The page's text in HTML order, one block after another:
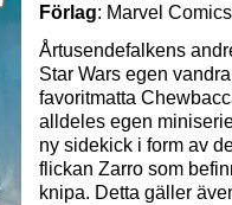
Förlag: Marvel Comics
Årtusendefalkens
Star Wars egen
favoritmatta
alldeles egen
ny sidekick i form av
flickan Zarro som
knipa. Detta gäller